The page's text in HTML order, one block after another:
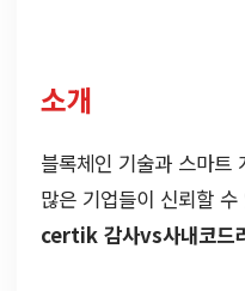
소개
블록체인 기술과 스마트
많은 기업들이 신뢰할
certik 감사vs사내코드